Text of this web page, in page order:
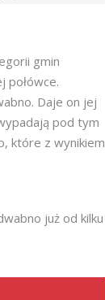
gmin
połówce.
Daje on jej
pod tym
które z wynikiem
już od kilku